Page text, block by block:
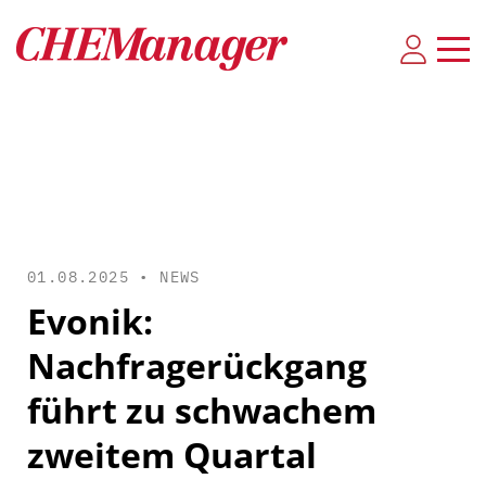
01.08.2025 • NEWS
Evonik:
Nachfragerückgang
führt zu schwachem
zweitem Quartal